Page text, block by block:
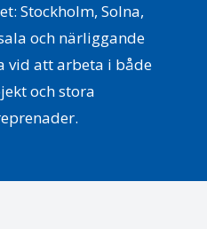
Stockholm, Solna,
och närliggande
vid att arbeta i både
och stora